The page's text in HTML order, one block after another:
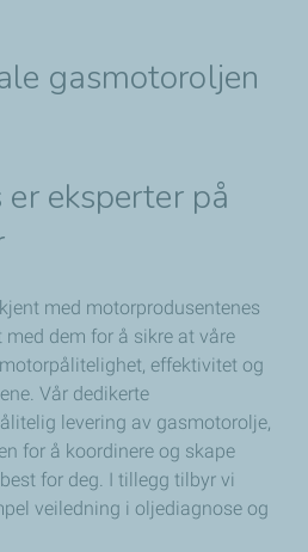
gasmotoroljen
er eksperter på
med motorprodusentenes
dem for å sikre at våre
effektivitet og
Vår dedikerte
levering av gasmotorolje,
for å koordinere og skape
for deg. I tillegg tilbyr vi
veiledning i oljediagnose og